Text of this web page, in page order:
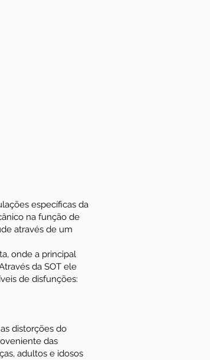
específicas da
na função de
através de um
onde a principal
da SOT ele
de disfunções:
distorções do
das
adultos e idosos